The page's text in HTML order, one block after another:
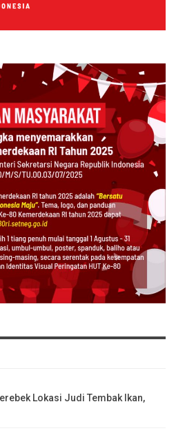
Lokasi Judi Tembak Ikan,